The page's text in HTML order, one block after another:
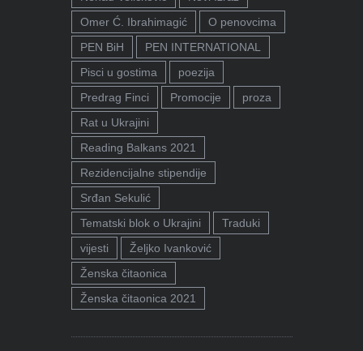
Omer Ć. Ibrahimagić
O penovcima
PEN BiH
PEN INTERNATIONAL
Pisci u gostima
poezija
Predrag Finci
Promocije
proza
Rat u Ukrajini
Reading Balkans 2021
Rezidencijalne stipendije
Srđan Sekulić
Tematski blok o Ukrajini
Traduki
vijesti
Željko Ivanković
Ženska čitaonica
Ženska čitaonica 2021